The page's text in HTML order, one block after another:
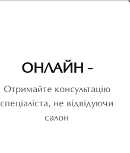
ОНЛАЙН -
Отримайте консультацію
спеціаліста, не відвідуючи
салон